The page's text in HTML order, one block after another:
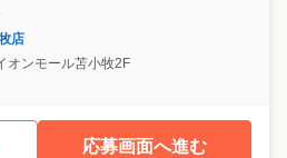
店
オンモール苫小牧2F
応募画面へ進む